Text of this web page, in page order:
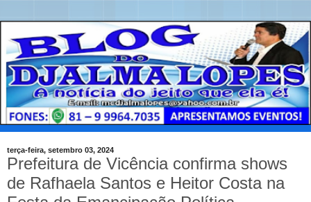
terça-feira, setembro 03, 2024
Prefeitura de Vicência confirma shows
de Rafhaela Santos e Heitor Costa na